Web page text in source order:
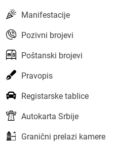
Manifestacije
Pozivni brojevi
Poštanski brojevi
Pravopis
Registarske tablice
Autokarta Srbije
Granični prelazi kamere